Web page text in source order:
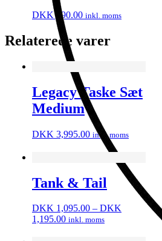
DKK 790.00 inkl. moms
Relaterede varer
Legacy Taske Sæt
Medium
DKK 3,995.00 inkl. moms
Tank & Tail
DKK 1,095.00 – DKK
1,195.00Prisinterval:
inkl. moms